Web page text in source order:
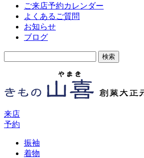
ご来店予約カレンダー
よくあるご質問
お知らせ
ブログ
来店
予約
振袖
着物